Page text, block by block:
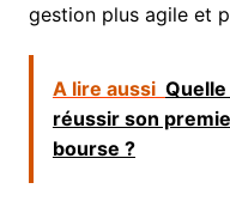
gestion plus agile et
A lire aussi
réussir son
bourse ?